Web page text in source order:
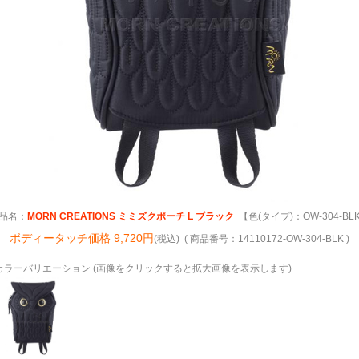
名： MORN CREATIONS ミミズクポーチ L ブラック 【色(タイプ)：OW-304-
ボディータッチ価格 9,720円(税込) ( 商品番号：14110172-OW-304-BLK )
ラーバリエーション (画像をクリックすると拡大画像を表示します)